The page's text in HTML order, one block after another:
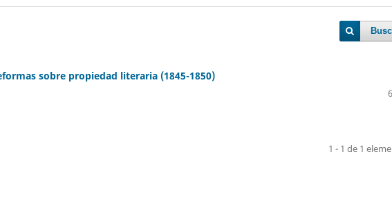
sobre propiedad literaria (1845-1850)
1 - 1 de 1